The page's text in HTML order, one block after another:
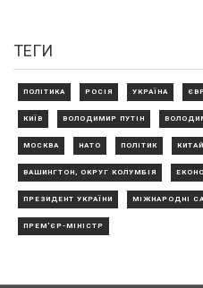
ТЕГИ
ПОЛІТИКА РОСІЯ УКРАЇНА
КИЇВ ВОЛОДИМИР ПУТІН
МОСКВА НАТО ПОЛІТИК
ВАШИНГТОН, ОКРУГ КОЛУМБІЯ
ПРЕЗИДЕНТ УКРАЇНИ МІЖНАРОДНІ
ПРЕМ'ЄР-МІНІСТР